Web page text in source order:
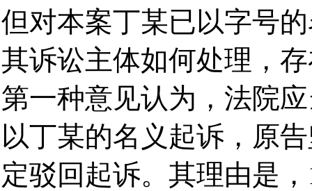
但对本案丁某已以字号
其诉讼主体如何处理，
第一种意见认为，法院
以丁某的名义起诉，原
定驳回起诉。其理由是